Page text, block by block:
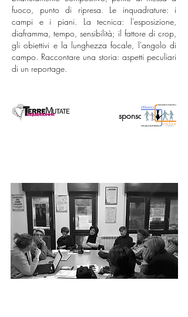
fuoco, punto di ripresa. Le inquadrature: i
campi e i piani. La tecnica: l'esposizione,
diaframma, tempo, sensibilità; il fattore di crop,
gli obiettivi e la lunghezza focale, l'angolo di
campo. Raccontare una storia: aspetti peculiari
di un reportage.
realizzato da sponsor tecnico